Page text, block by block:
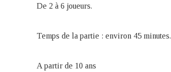
De 2 à 6 joueurs.
Temps de la partie : environ 45 minutes.
A partir de 10 ans